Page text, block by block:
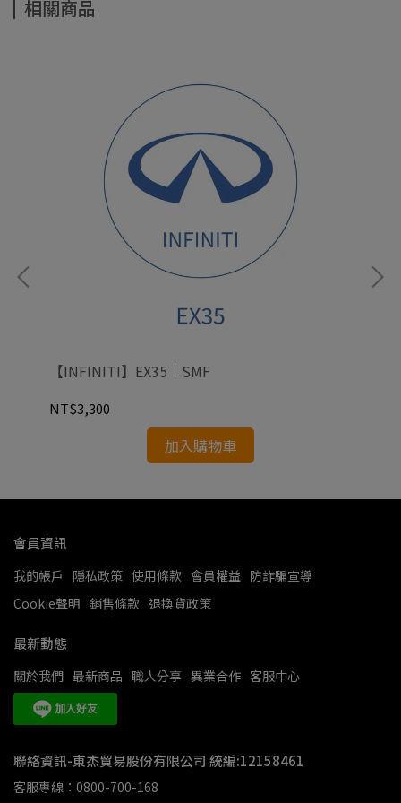
相關商品
【INFINITI】EX35｜SMF
NT$3,300
加入購物車
會員資訊
我的帳戶 隱私政策 使用條款 會員權益 防詐騙宣導
Cookie聲明 銷售條款 退換貨政策
最新動態
關於我們 最新商品 職人分享 異業合作 客服中心
聯絡資訊-東杰貿易股份有限公司 統編:12158461
客服專線：0800-700-168